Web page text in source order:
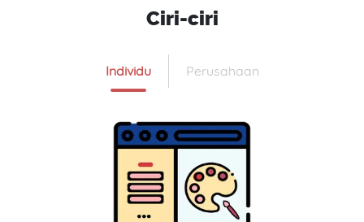
Ciri-ciri
Individu Perusahaan